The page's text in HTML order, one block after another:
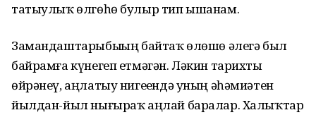
татыу­лыҡ өлгөһө булыр тип ышанам.
Замандаштарыбыҙҙың байтаҡ өлөшө әлегә был
байрамға күнегеп етмәгән. Ләкин тарихты
өйрәнеү, аңлатыу нигеҙендә уның әһәмиәтен
йылдан-йыл нығыраҡ аңлай баралар. Халыҡтар